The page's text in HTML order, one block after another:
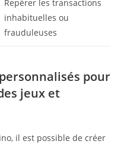
Repérer les transactions
inhabituelles ou
frauduleuses
pour
jeux et
il est possible de créer